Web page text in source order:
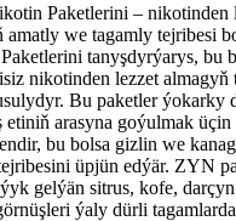
Paketlerini – nikotinden
amatly we tagamly tejribesi
tanyşdyrýarys, bu
nikotinden lezzet almagyň
Bu paketler ýokarky
etiniň arasyna goýulmak üçin
bu bolsa gizlin we
üpjün edýär. ZYN
gelýän sitrus, kofe,
ýaly dürli